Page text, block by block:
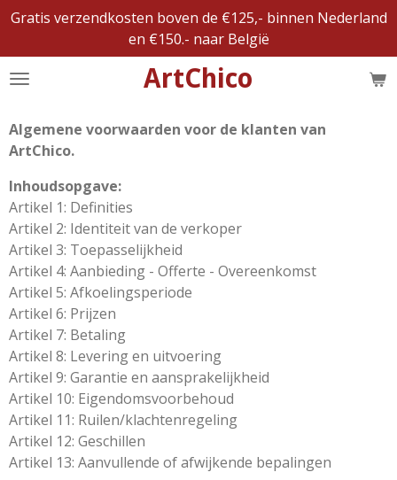
Ga
naar
de
ArtChico
Gratis verzendkosten boven de €125,- binnen Nederland
en €150.- naar België
Algemene voorwaarden voor de klanten van
ArtChico.
Inhoudsopgave:
Artikel 1: Definities
Artikel 2: Identiteit van de verkoper
Artikel 3: Toepasselijkheid
Artikel 4: Aanbieding - Offerte - Overeenkomst
Artikel 5: Afkoelingsperiode
Artikel 6: Prijzen
Artikel 7: Betaling
Artikel 8: Levering en uitvoering
Artikel 9: Garantie en aansprakelijkheid
Artikel 10: Eigendomsvoorbehoud
Artikel 11: Ruilen/klachtenregeling
Artikel 12: Geschillen
Artikel 13: Aanvullende of afwijkende bepalingen